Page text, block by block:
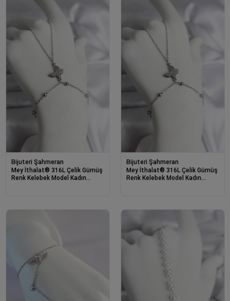
Bijuteri Şahmeran
Mey İthalat® 316L Çelik Gümüş
Renk Kelebek Model Kadın
Bijuteri Şahmeran
Mey İthalat® 316L Çelik Gümüş
Renk Kelebek Model Kadın